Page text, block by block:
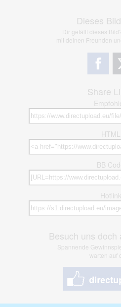
Dieses
Dir gefällt dieses
mit deinen Freunden
Share
HTML
BB
Hotlink
Besuch uns doch
Spannende
warten auf